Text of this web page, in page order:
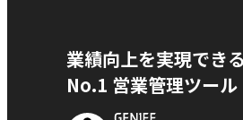
業績向上を実現できる
No.1 営業管理ツール